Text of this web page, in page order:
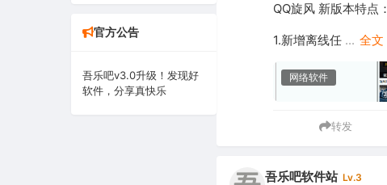
系统下载
官方公告
吾乐吧v3.0升级！发现好
软件，分享真快乐
QQ旋风 新版本特点：
1.新增离线任 ... 全文
网络软件
转发
吾乐吧软件站 Lv.3